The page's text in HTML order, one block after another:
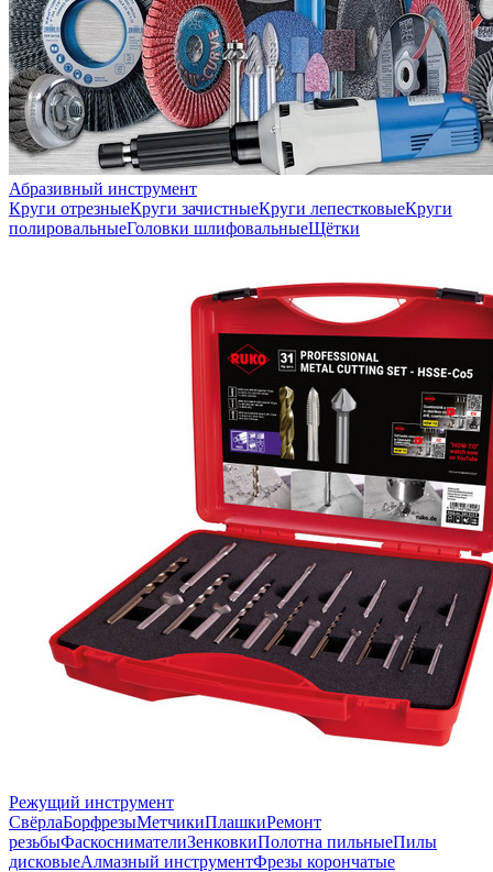
Абразивный инструмент
Круги отрезныеКруги зачистныеКруги лепестковыеКруги
полировальныеГоловки шлифовальныеЩётки
Режущий инструмент
СвёрлаБорфрезыМетчикиПлашкиРемонт
резьбыФаскоснимателиЗенковкиПолотна пильныеПилы
дисковыеАлмазный инструментФрезы корончатые